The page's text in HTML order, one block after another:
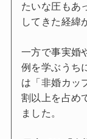
たいな圧もあ
してきた経緯
一方で事実婚
例を学ぶうち
は「非婚カッ
割以上を占め
ました。